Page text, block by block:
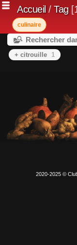
Accueil/ Tag
culinaire
Rechercher
+ citrouille
1
2020-2025 ©